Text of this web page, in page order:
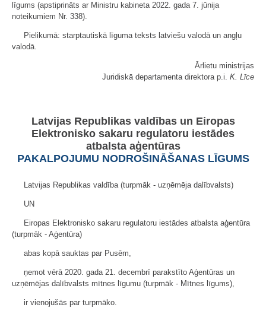
līgums (apstiprināts ar Ministru kabineta 2022. gada 7. jūnija
noteikumiem Nr. 338).
Pielikumā: starptautiskā līguma teksts latviešu valodā un angļu
valodā.
Ārlietu ministrijas
Juridiskā departamenta direktora p.i. K. Līce
Latvijas Republikas valdības un Eiropas
Elektronisko sakaru regulatoru iestādes
atbalsta aģentūras
PAKALPOJUMU NODROŠINĀŠANAS LĪGUMS
Latvijas Republikas valdība (turpmāk - uzņēmēja dalībvalsts)
UN
Eiropas Elektronisko sakaru regulatoru iestādes atbalsta aģentūra
(turpmāk - Aģentūra)
abas kopā sauktas par Pusēm,
ņemot vērā 2020. gada 21. decembrī parakstīto Aģentūras un
uzņēmējas dalībvalsts mītnes līgumu (turpmāk - Mītnes līgums),
ir vienojušās par turpmāko.